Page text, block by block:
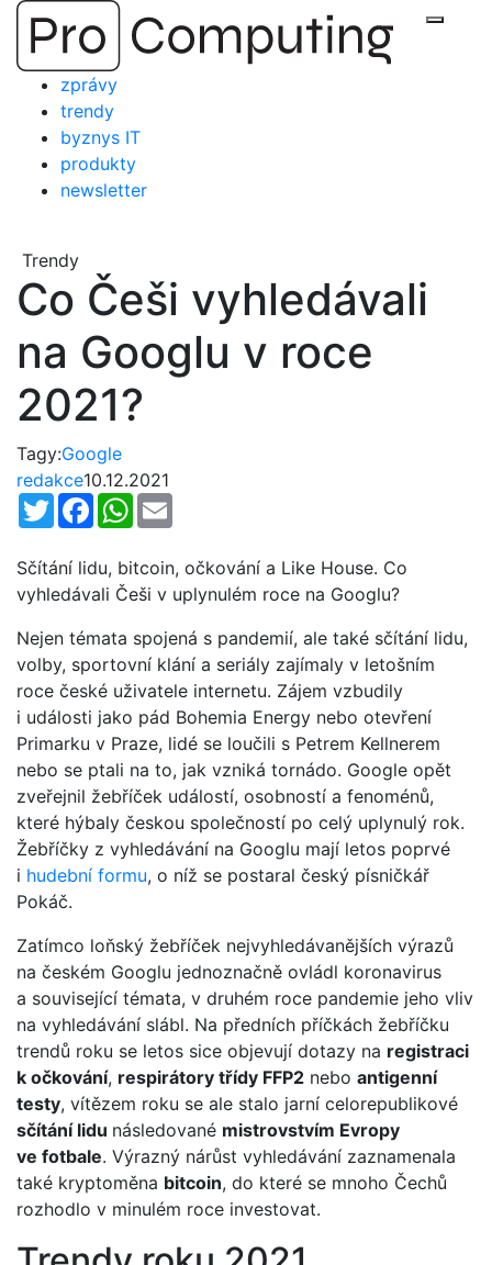
Přejít
obsah
zprávy
trendy
byznys IT
produkty
newsletter
Trendy
Co Češi vyhledávali
na Googlu v roce
2021?
Tagy:Google
redakce10.12.2021
TwitterFacebookWhatsApp
Sčítání lidu, bitcoin, očkování a Like House. Co
vyhledávali Češi v uplynulém roce na Googlu?
Nejen témata spojená s pandemií, ale také sčítání lidu,
volby, sportovní klání a seriály zajímaly v letošním
roce české uživatele internetu. Zájem vzbudily
i události jako pád Bohemia Energy nebo otevření
Primarku v Praze, lidé se loučili s Petrem Kellnerem
nebo se ptali na to, jak vzniká tornádo. Google opět
zveřejnil žebříček událostí, osobností a fenoménů,
které hýbaly českou společností po celý uplynulý rok.
Žebříčky z vyhledávání na Googlu mají letos poprvé
i hudební formu, o níž se postaral český písničkář
Pokáč.
Zatímco loňský žebříček nejvyhledávanějších výrazů
na českém Googlu jednoznačně ovládl koronavirus
a související témata, v druhém roce pandemie jeho vliv
na vyhledávání slábl. Na předních příčkách žebříčku
trendů roku se letos sice objevují dotazy na registraci
k očkování, respirátory třídy FFP2 nebo antigenní
testy, vítězem roku se ale stalo jarní celorepublikové
sčítání lidu následované mistrovstvím Evropy
ve fotbale. Výrazný nárůst vyhledávání zaznamenala
také kryptoměna bitcoin, do které se mnoho Čechů
rozhodlo v minulém roce investovat.